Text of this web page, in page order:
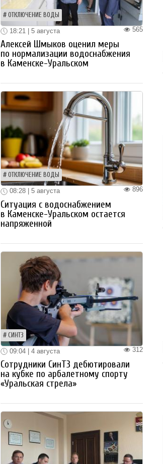
ОТКЛЮЧЕНИЕ ВОДЫ
565
18:21 | 5 августа
Алексей Шмыков оценил меры
по нормализации водоснабжения
в Каменске-Уральском
ОТКЛЮЧЕНИЕ ВОДЫ
896
08:28 | 5 августа
Ситуация с водоснабжением
в Каменске-Уральском остается
напряженной
СИНТЗ
312
09:04 | 4 августа
Сотрудники СинТЗ дебютировали
на кубке по арбалетному спорту
«Уральская стрела»